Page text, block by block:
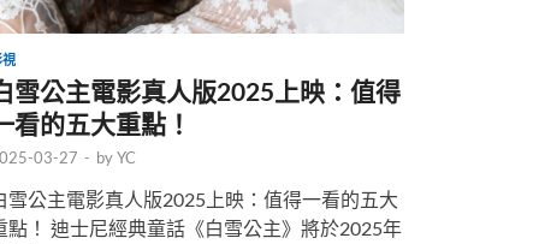
雪公主電影真人版2025上映：值得
看的五大重點！
03-27 - byYC
雪公主電影真人版2025上映：值得一看的五大
點！ 迪士尼經典童話《白雪公主》將於2025年